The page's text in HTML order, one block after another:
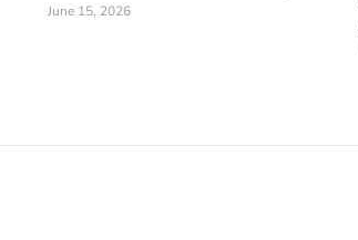
June 15, 2026